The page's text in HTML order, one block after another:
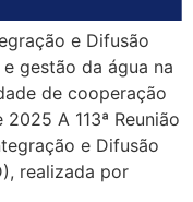
e Difusão
gestão da água na
de cooperação
A 113ª Reunião
e Difusão
realizada por